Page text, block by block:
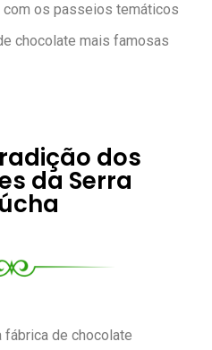
com os passeios temáticos
chocolate mais famosas
dos
da Serra
fábrica de chocolate